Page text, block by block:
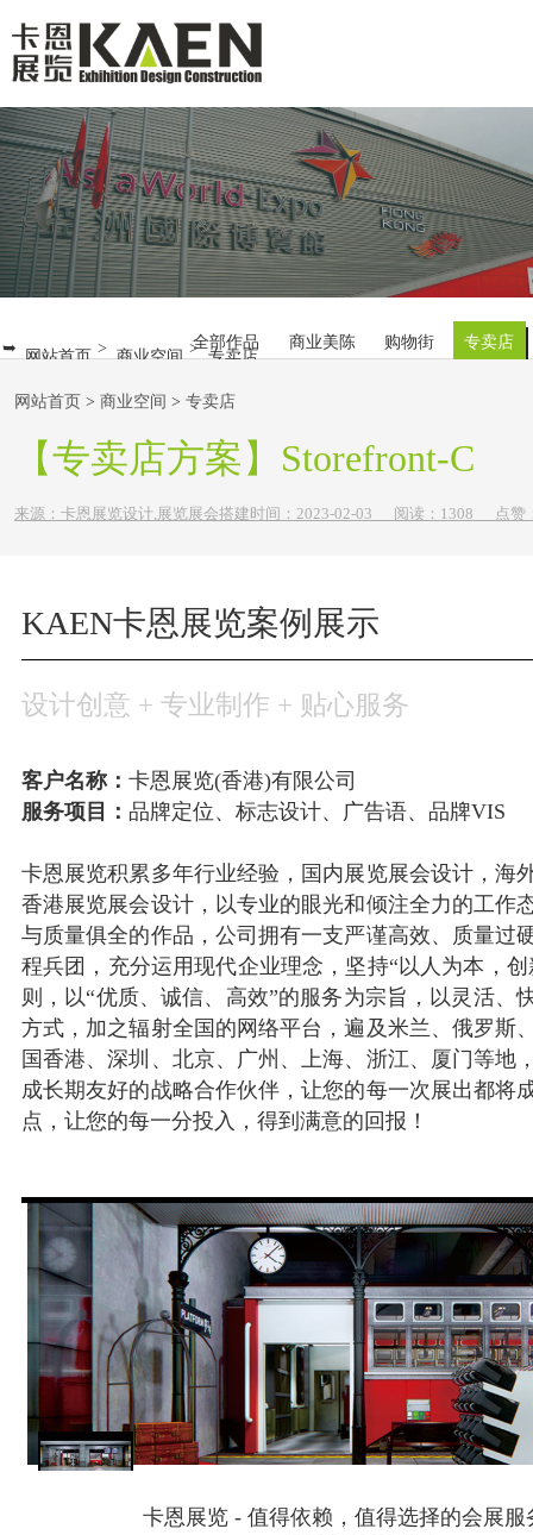
首 页
展览展会
商业空间
网站首页 商业空间 专卖店
全部作品 商业美陈 购物街 专卖店
网站首页 > 商业空间 > 专卖店
【专卖店方案】Storefront-C
来源： 卡恩展览设计,展览展会搭建时间： 2023-02-03 阅读：1308 点赞
KAEN卡恩展览案例展示
设计创意 + 专业制作 + 贴心服务
客户名称： 卡恩展览(香港)有限公司
服务项目： 品牌定位、标志设计、广告语、品牌VIS
卡恩展览积累多年行业经验，国内展览展会设计，海
香港展览展会设计，以专业的眼光和倾注全力的工作
与质量俱全的作品，公司拥有一支严谨高效、质量过
程兵团，充分运用现代企业理念，坚持“以人为本，
则，以“优质、诚信、高效”的服务为宗旨，以灵活、
方式，加之辐射全国的网络平台，遍及米兰、俄罗斯
国香港、深圳、北京、广州、上海、浙江、厦门等地
成长期友好的战略合作伙伴，让您的每一次展出都将
点，让您的每一分投入，得到满意的回报！
卡恩展览 - 值得依赖，值得选择的会展服